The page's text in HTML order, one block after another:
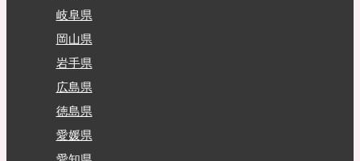
岐阜県
岡山県
岩手県
広島県
徳島県
愛媛県